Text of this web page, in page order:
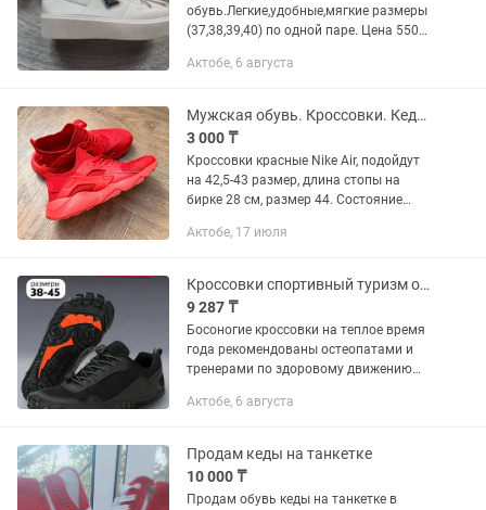
обувь.Легкие,удобные,мягкие размеры
(37,38,39,40) по одной паре. Цена 5500
закрытием бутика отдаю по своей
Актобе, 6 августа
Мужская обувь. Кроссовки. Кеды. Туфли слипоны
3 000 ₸
Кроссовки красные Nike Air, подойдут
на 42,5-43 размер, длина стопы на
бирке 28 см, размер 44. Состояние
Есть немного потертости, которые
Актобе, 17 июля
Кроссовки спортивный туризм ортопедические
9 287 ₸
Босоногие кроссовки на теплое время
года рекомендованы остеопатами и
тренерами по здоровому движению
при вальгусной деформации пальца
Актобе, 6 августа
Продам кеды на танкетке
10 000 ₸
Продам обувь кеды на танкетке в